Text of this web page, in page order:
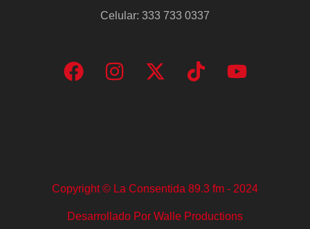
Celular: 333 733 0337
Copyright © La Consentida 89.3 fm - 2024
Desarrollado Por Walle Productions